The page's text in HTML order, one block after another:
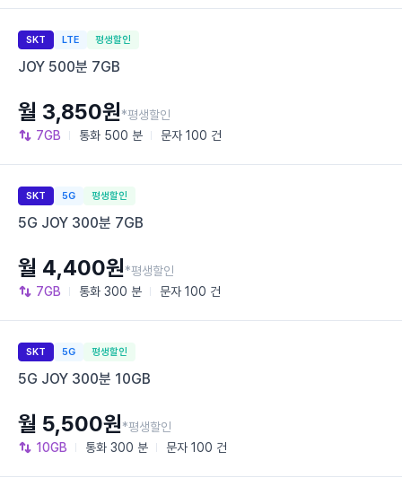
SKT LTE 평생할인
JOY 500분 7GB
7GB 통화 500 분 문자 100 건
월 3,850원*평생할인
SKT 5G 평생할인
5G JOY 300분 7GB
7GB 통화 300 분 문자 100 건
월 4,400원*평생할인
SKT 5G 평생할인
5G JOY 300분 10GB
10GB 통화 300 분 문자 100 건
월 5,500원*평생할인